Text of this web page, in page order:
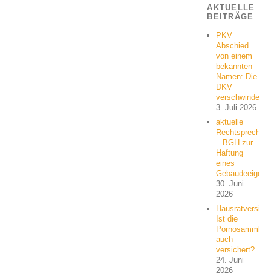
AKTUELLE
BEITRÄGE
PKV –
Abschied
von einem
bekannten
Namen: Die
DKV
verschwindet
3. Juli 2026
aktuelle
– BGH zur
Haftung
eines
30. Juni
2026
Ist die
auch
versichert?
24. Juni
2026